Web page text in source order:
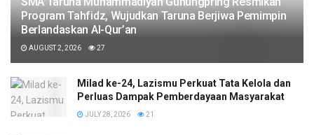
Program Tahfidz, Wujudkan Taruna Berjiwa Pemimpin
Berlandaskan Al-Qur’an
AUGUST 2, 2026 27
Milad ke-24, Lazismu Perkuat Tata Kelola dan
Perluas Dampak Pemberdayaan Masyarakat
JULY 28, 2026 21